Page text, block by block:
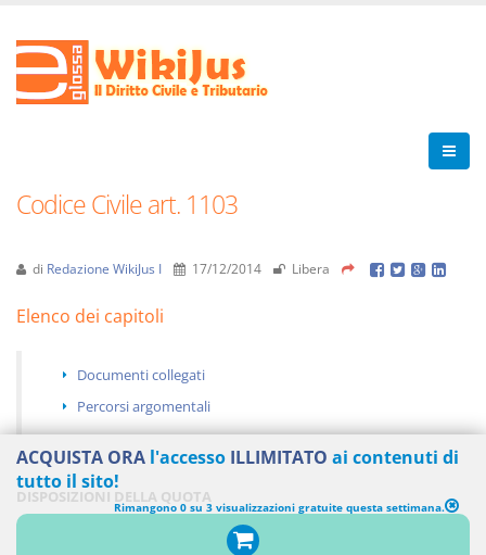
Codice Civile art. 1103
di Redazione WikiJus I 17/12/2014 Libera
Elenco dei capitoli
Documenti collegati
Percorsi argomentali
DISPOSIZIONI DELLA QUOTA
1. Ciascun
ACQUISTA ORA l'accesso ILLIMITATO ai contenuti di
tutto il sito!
Rimangono 0 su 3 visualizzazioni gratuite questa settimana.